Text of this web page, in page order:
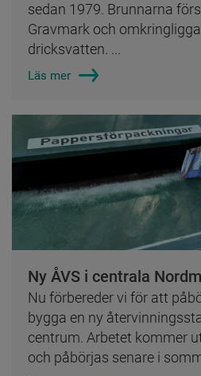
sedan 1979. Brunnarna
Gravmark och
dricksvatten. ...
Läs mer
Ny ÅVS i centrala
Nu förbereder vi för att
bygga en ny
centrum. Arbetet kommer
och påbörjas senare i